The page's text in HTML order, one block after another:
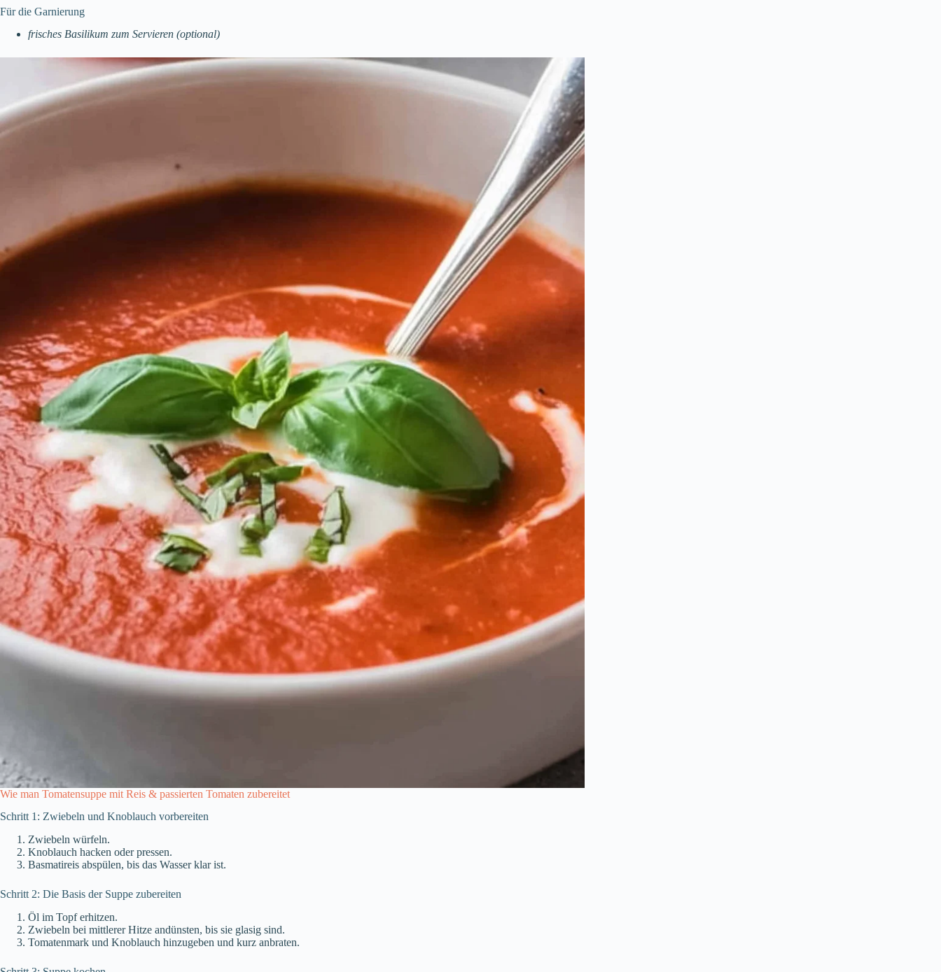
Für die Garnierung
frisches Basilikum zum Servieren (optional)
Wie man Tomatensuppe mit Reis & passierten Tomaten zubereitet
Schritt 1: Zwiebeln und Knoblauch vorbereiten
Zwiebeln würfeln.
Knoblauch hacken oder pressen.
Basmatireis abspülen, bis das Wasser klar ist.
Schritt 2: Die Basis der Suppe zubereiten
Öl im Topf erhitzen.
Zwiebeln bei mittlerer Hitze andünsten, bis sie glasig sind.
Tomatenmark und Knoblauch hinzugeben und kurz anbraten.